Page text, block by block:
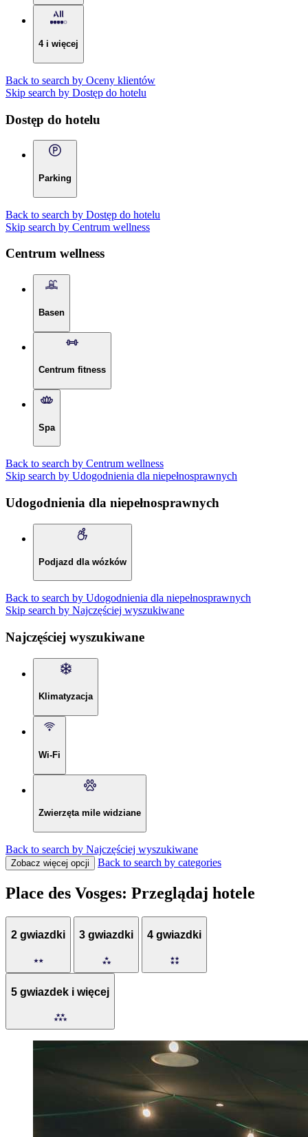
4 i więcej
Back to search by Oceny klientów
Skip search by Dostęp do hotelu
Dostęp do hotelu
Parking
Back to search by Dostęp do hotelu
Skip search by Centrum wellness
Centrum wellness
Basen
Centrum fitness
Spa
Back to search by Centrum wellness
Skip search by Udogodnienia dla niepełnosprawnych
Udogodnienia dla niepełnosprawnych
Podjazd dla wózków
Back to search by Udogodnienia dla niepełnosprawnych
Skip search by Najczęściej wyszukiwane
Najczęściej wyszukiwane
Klimatyzacja
Wi-Fi
Zwierzęta mile widziane
Back to search by Najczęściej wyszukiwane
Zobacz więcej opcji Back to search by categories
Place des Vosges: Przeglądaj hotele
2 gwiazdki 3 gwiazdki 4 gwiazdki
5 gwiazdek i więcej